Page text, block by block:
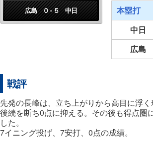
広島 ０ - ５ 中日
本塁打
中日
広島
戦評
先発の長峰は、立ち上がりから高目に浮
後続を断ち0点に抑える。その後も得点圏
した。
7イニング投げ、7安打、0点の成績。